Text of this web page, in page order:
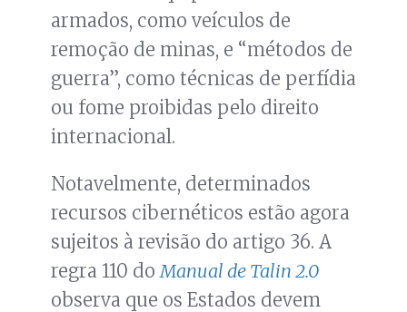
armados, como veículos de
remoção de minas, e “métodos de
guerra”, como técnicas de perfídia
ou fome proibidas pelo direito
internacional.
Notavelmente, determinados
recursos cibernéticos estão agora
sujeitos à revisão do artigo 36. A
regra 110 do Manual de Talin 2.0
observa que os Estados devem